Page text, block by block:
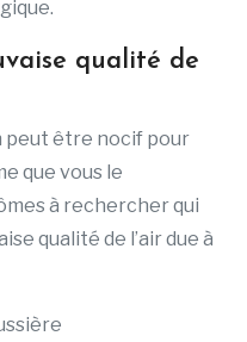
qualité de
peut être nocif pour
que vous le
à rechercher qui
qualité de l’air due à